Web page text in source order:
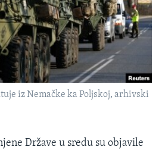
iz Nemačke ka Poljskoj, arhivski
Države u sredu su objavile